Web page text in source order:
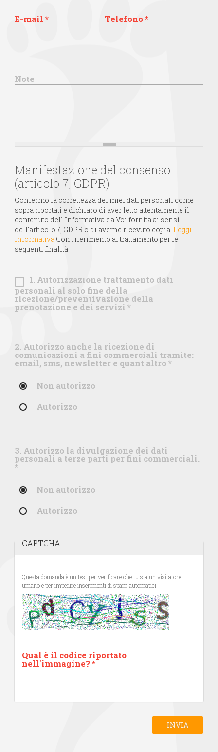
E-mail * Telefono*
Note
Manifestazione del consenso
(articolo 7, GDPR)
Confermo la correttezza dei miei dati personali come
sopra riportati e dichiaro di aver letto attentamente il
contenuto dell'Informativa da Voi fornita ai sensi
dell'articolo 7, GDPR o di averne ricevuto copia. Leggi
informativa Con riferimento al trattamento per le
seguenti finalità:
1. Autorizzazione trattamento dati
personali al solo fine della
ricezione/preventivazione della
prenotazione e dei servizi *
2. Autorizzo anche la ricezione di
comunicazioni a fini commerciali tramite:
email, sms, newsletter e quant'altro *
Non autorizzo
Autorizzo
3. Autorizzo la divulgazione dei dati
personali a terze parti per fini commerciali.
*
Non autorizzo
Autorizzo
CAPTCHA
Questa domanda è un test per verificare che tu sia un visitatore
umano e per impedire inserimenti di spam automatici.
Qual è il codice riportato
nell'immagine?*
INVIA